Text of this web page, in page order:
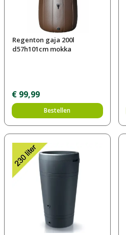
Regenton gaja 200l
d57h101cm mokka
€ 99,99
Bestellen